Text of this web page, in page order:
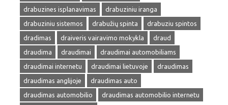
drabuzines isplanavimas
drabuziniu iranga
drabuziniu sistemos
drabužių spinta
drabuziu spintos
dradimas
draiveris vairavimo mokykla
draud
draudima
draudimai
draudimai automobiliams
draudimai internetu
draudimai lietuvoje
draudimas
draudimas anglijoje
draudimas auto
draudimas automobilio
draudimas automobilio internetu